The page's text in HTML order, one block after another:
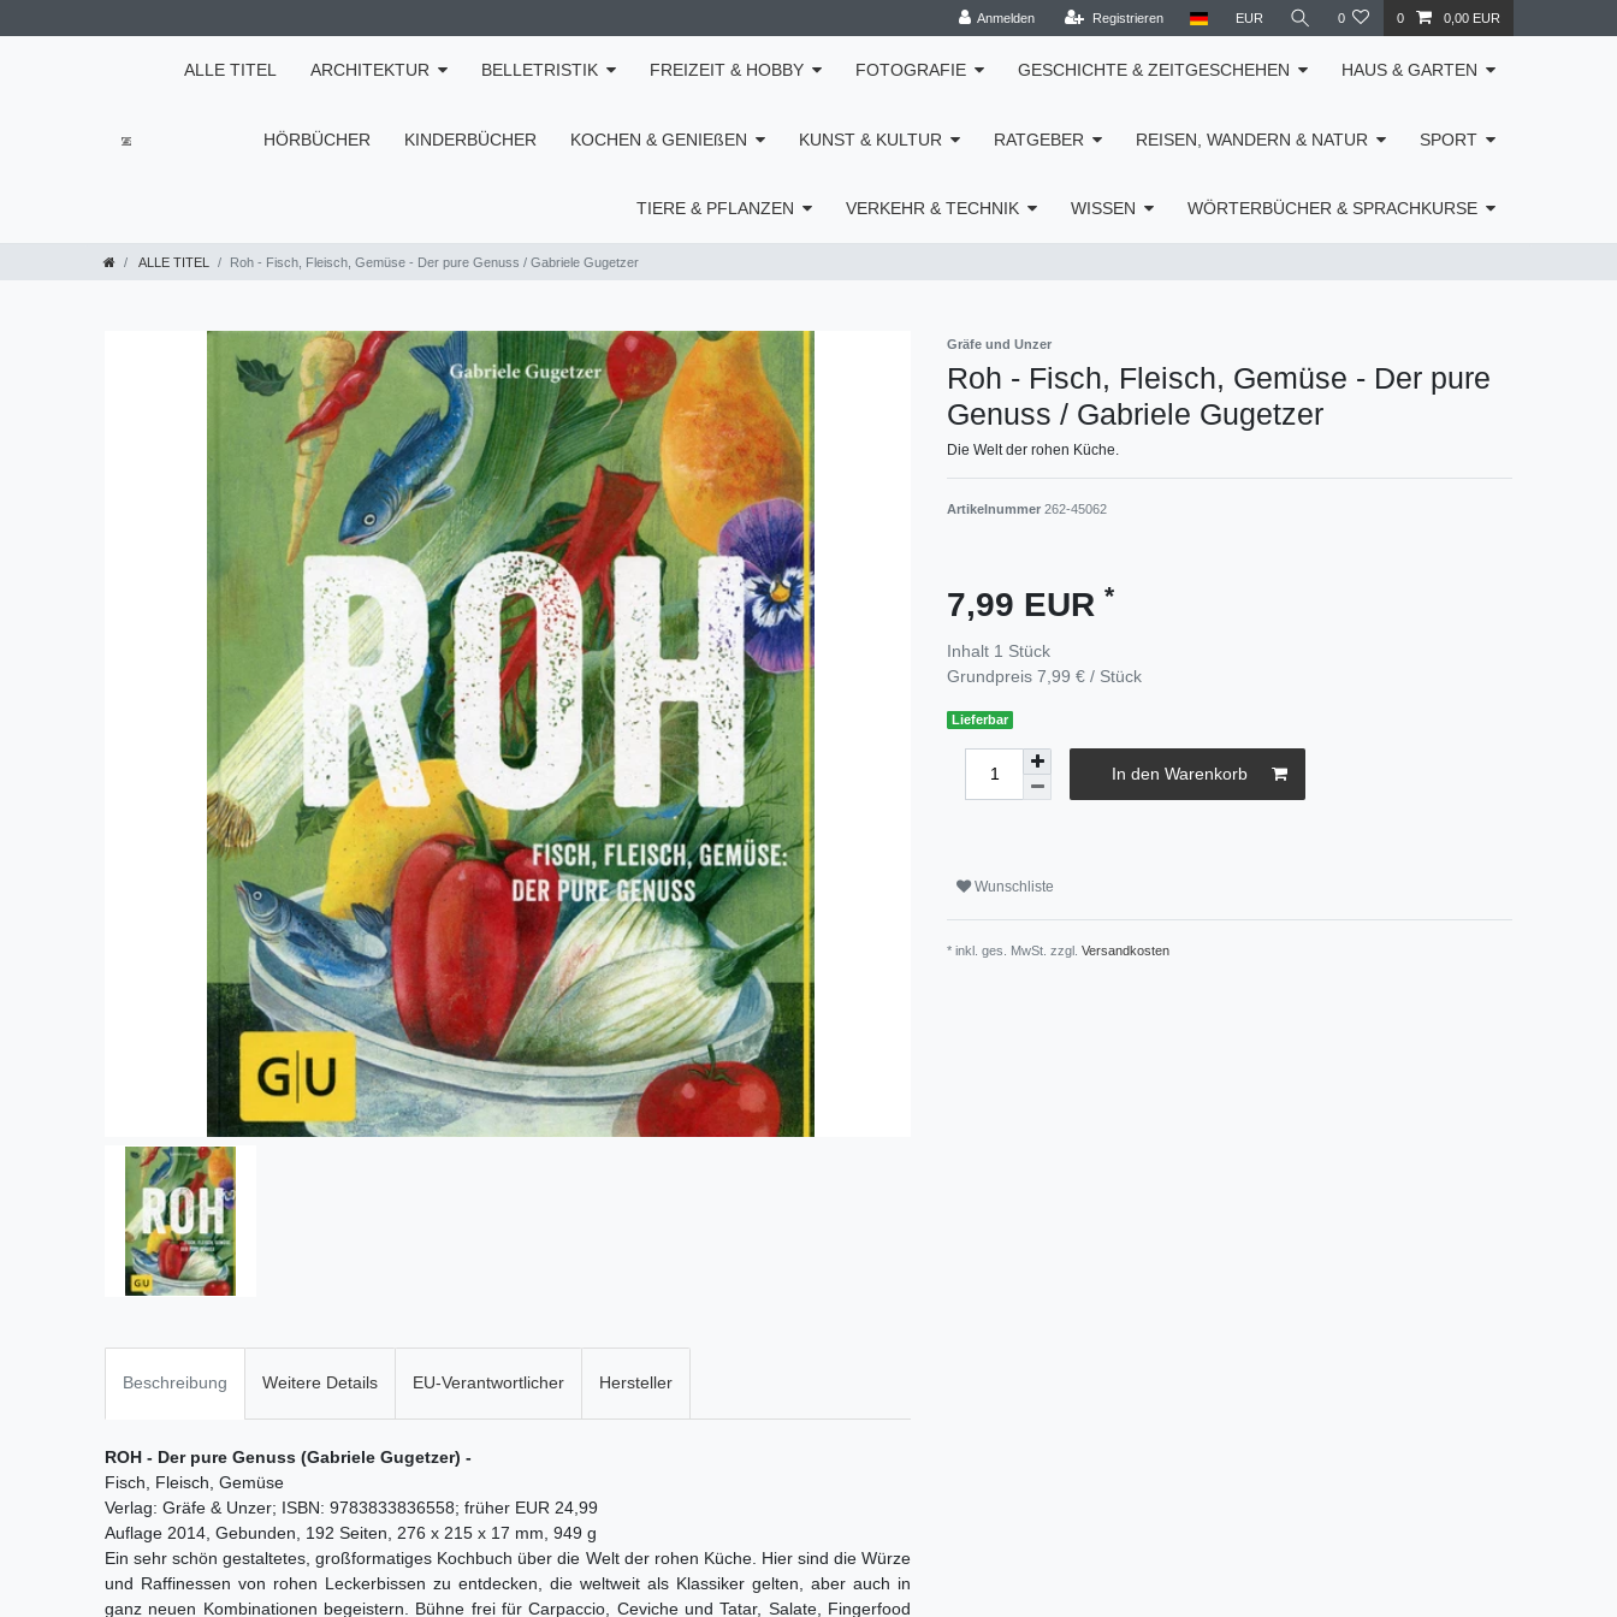
Anmelden Registrieren EUR 0 0 0,00 EUR
ALLE TITEL ARCHITEKTUR BELLETRISTIK FREIZEIT & HOBBY FOTOGRAFIE GESCHICHTE & ZEITGESCHEHEN HAUS & GARTEN
HÖRBÜCHER KINDERBÜCHER KOCHEN & GENIEßEN KUNST & KULTUR RATGEBER REISEN, WANDERN & NATUR SPORT
TIERE & PFLANZEN VERKEHR & TECHNIK WISSEN WÖRTERBÜCHER & SPRACHKURSE
ALLE TITEL Roh - Fisch, Fleisch, Gemüse - Der pure Genuss / Gabriele Gugetzer
Gräfe und Unzer
Roh - Fisch, Fleisch, Gemüse - Der pure
Genuss / Gabriele Gugetzer
Die Welt der rohen Küche.
Artikelnummer 262-45062
7,99 EUR *
Inhalt 1 Stück
Grundpreis 7,99 € / Stück
Lieferbar
In den Warenkorb
Wunschliste
* inkl. ges. MwSt. zzgl. Versandkosten
Beschreibung Weitere Details EU-Verantwortlicher Hersteller
ROH - Der pure Genuss (Gabriele Gugetzer) -
Fisch, Fleisch, Gemüse
Verlag: Gräfe & Unzer; ISBN: 9783833836558; früher EUR 24,99
Auflage 2014, Gebunden, 192 Seiten, 276 x 215 x 17 mm, 949 g
Ein sehr schön gestaltetes, großformatiges Kochbuch über die Welt der rohen Küche. Hier sind die Würze
und Raffinessen von rohen Leckerbissen zu entdecken, die weltweit als Klassiker gelten, aber auch in
ganz neuen Kombinationen begeistern. Bühne frei für Carpaccio, Ceviche und Tatar, Salate, Fingerfood